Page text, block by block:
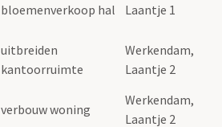
bloemenverkoop hal
Laantje 1
uitbreiden
kantoorruimte
Werkendam,
Laantje 2
verbouw woning
Werkendam,
Laantje 2